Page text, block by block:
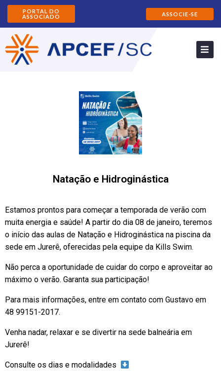
PORTAL DO
ASSOCIADO
ASSOCIE-SE
Natação e Hidroginástica
Estamos prontos para começar a temporada de verão com
muita energia e saúde! A partir do dia 08 de janeiro, teremos
o início das aulas de Natação e Hidroginástica na piscina da
sede em Jurerê, oferecidas pela equipe da Kills Swim.
Não perca a oportunidade de cuidar do corpo e aproveitar ao
máximo o verão. Garanta sua participação!
Para mais informações, entre em contato com Gustavo em
48 99151-2017.
Venha nadar, relaxar e se divertir na sede balneária em
Jurerê!
Consulte os dias e modalidades